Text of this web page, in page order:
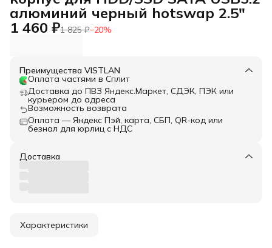
алюминий черный hotswap 2.5"
1 460 ₽1 825 ₽−20%
Преимущества VISTLAN
Оплата частями в Сплит
Доставка до ПВЗ Яндекс.Маркет, СДЭК, ПЭК или
курьером до адреса
Возможность возврата
Оплата — Яндекс Пэй, карта, СБП, QR-код или
безнал для юрлиц с НДС
Доставка
Характеристики